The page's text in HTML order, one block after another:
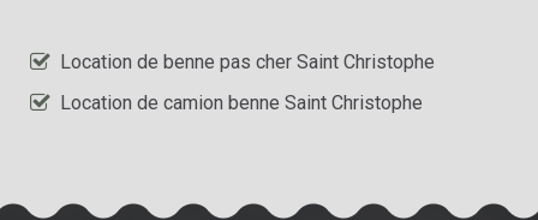
Location de benne pas cher Saint Christophe
Location de camion benne Saint Christophe